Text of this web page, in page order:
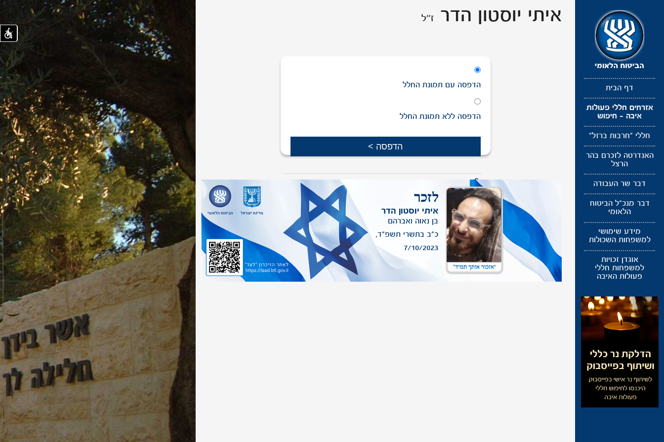
דף הבית
אזרחים חללי פעולות
איבה - חיפוש
חללי "חרבות ברזל"
האנדרטה לזכרם בהר
הרצל
דבר שר העבודה
דבר מנכ"ל הביטוח
הלאומי
מידע שימושי
למשפחות השכולות
אוגדן זכויות
למשפחות חללי
פעולות האיבה
איתי יוסטון הדר ז''ל
הדפסה עם תמונת החלל
הדפסהללא תמונת החלל
לעדכון תמונת יקירך שמופיעה באתר, ניתן לפנות אלינו
איתי יוסטון הדר
בן נאוה ואברהם
כ"ב בתשרי תשפ"ד,
7/10/2023